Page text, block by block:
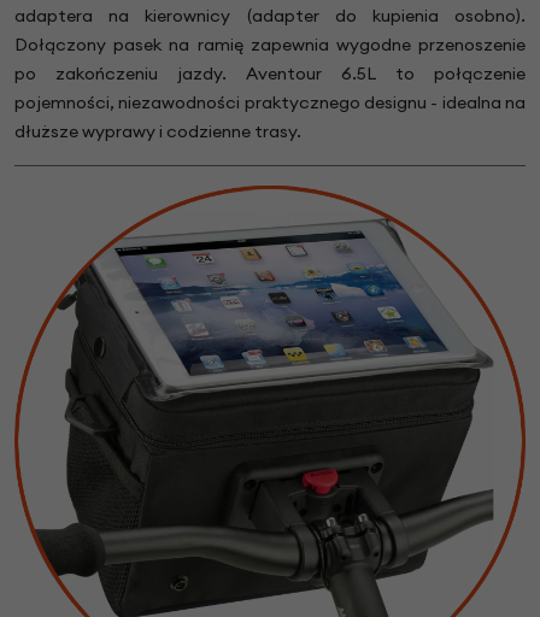
adaptera na kierownicy (adapter do kupienia osobno).
Dołączony pasek na ramię zapewnia wygodne przenoszenie
po zakończeniu jazdy. Aventour 6.5L to połączenie
pojemności, niezawodności praktycznego designu - idealna na
dłuższe wyprawy i codzienne trasy.